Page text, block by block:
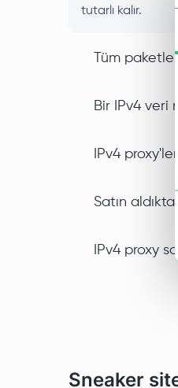
tutarlı kalır.
Tüm
Bir IPv4 veri
IPv4
Satın
IPv4 proxy
Sneaker